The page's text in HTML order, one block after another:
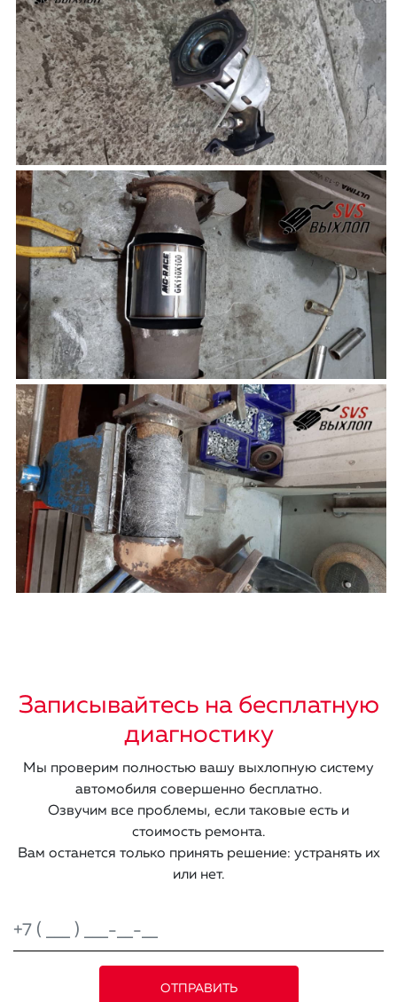
Записывайтесь на бесплатную
диагностику
Мы проверим полностью вашу выхлопную систему
автомобиля совершенно бесплатно.
Озвучим все проблемы, если таковые есть и
стоимость ремонта.
Вам останется только принять решение: устранять их
или нет.